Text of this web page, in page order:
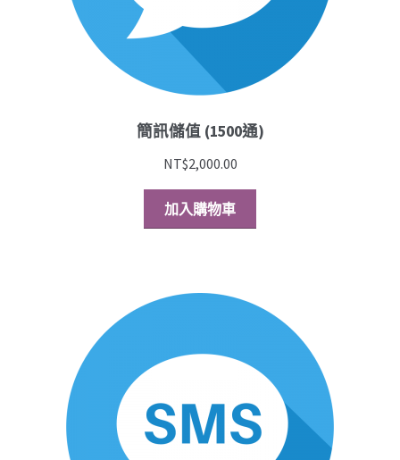
簡訊儲值 (1500通)
NT$2,000.00
加入購物車